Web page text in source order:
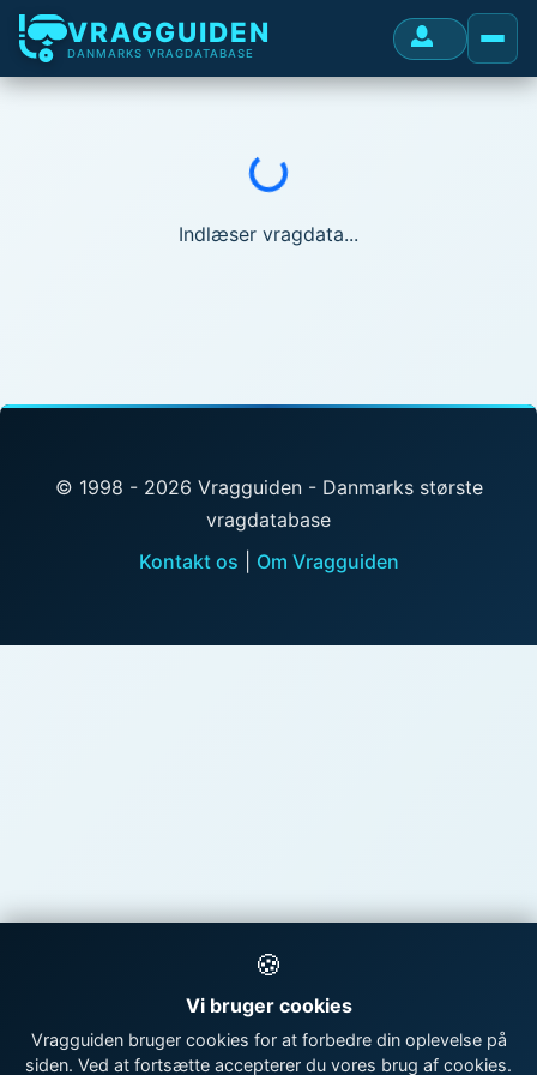
VRAGGUIDEN
DANMARKS VRAGDATABASE
Indlæser...
Indlæser vragdata...
© 1998 - 2026 Vragguiden - Danmarks største
vragdatabase
Kontakt os
Om Vragguiden
🍪
Vi bruger cookies
Vragguiden bruger cookies for at forbedre din oplevelse på
siden. Ved at fortsætte accepterer du vores brug af cookies.